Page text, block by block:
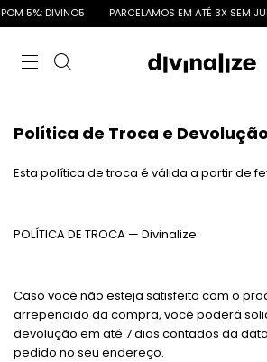
5%: DIVINO5 PARCELAMOS EM ATÉ 3X SEM
Política de Troca e Devolução
Esta política de troca é válida a partir de
POLÍTICA DE TROCA — Divinalize
Caso você não esteja satisfeito com o
arrependido da compra, você poderá
devolução em até 7 dias contados da
pedido no seu endereço.